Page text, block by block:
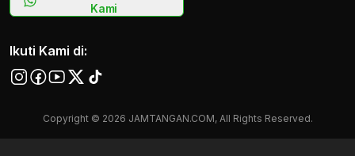
Kami
Ikuti Kami di:
Copyright © 2026 JAMTANGAN.COM, All Rights Reserved.